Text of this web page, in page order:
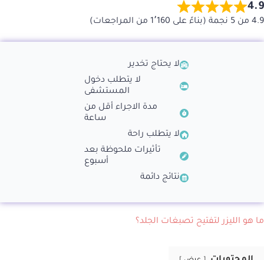
4.9
4.9 من 5 نجمة (بناءً على 1٬160 من المراجعات)
لا يحتاج تخدير
لا يتطلب دخول
المستشفى
مدة الاجراء أقل من
ساعة
لا يتطلب راحة
تأثيرات ملحوظة بعد
أسبوع
نتائج دائمة
ما هو الليزر لتفتيح تصبغات الجلد؟